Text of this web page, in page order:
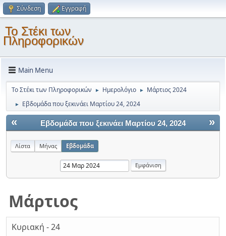
Σύνδεση Εγγραφή
Το Στέκι των
Πληροφορικών
Main Menu
Το Στέκι των Πληροφορικών ► Ημερολόγιο ► Μάρτιος 2024
► Εβδομάδα που ξεκινάει Μαρτίου 24, 2024
« »
Εβδομάδα που ξεκινάει Μαρτίου 24, 2024
Λίστα Μήνας Εβδομάδα
Μάρτιος
Κυριακή - 24